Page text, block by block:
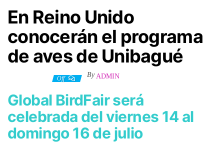
En Reino Unido
conocerán el programa
de aves de Unibagué
Off By ADMIN
Global BirdFair será
celebrada del viernes 14 al
domingo 16 de julio